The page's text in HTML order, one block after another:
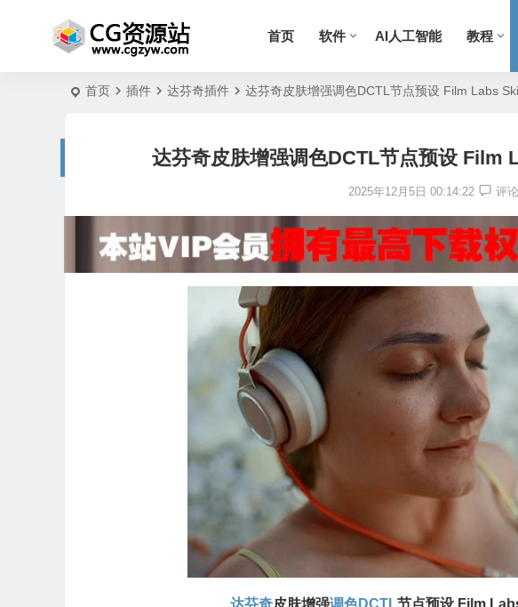
首页 软件 AI人工智能 教程
首页 插件 达芬奇插件 达芬奇皮肤增强调色DCTL节点预设 Film Labs
达芬奇皮肤增强调色DCTL节点预设 Film
2025年12月5日 00:14:22 评论
达芬奇皮肤增强调色DCTL节点预设 Film